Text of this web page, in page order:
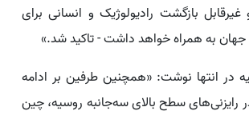
بازگشت رادیولوژیک و انسانی برای
جهان به همراه خواهد داشت - تاکید شد.»
در انتها نوشت: «همچنین طرفین بر ادامه
رایزنی‌های سطح بالای سه‌جانبه روسیه، چین